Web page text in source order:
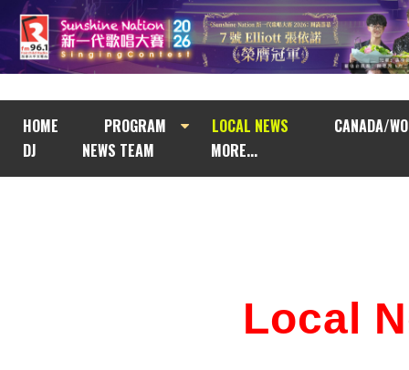
HOME PROGRAM LOCAL NEWS
CANADA/
DJ
NEWS TEAM MORE...
Local